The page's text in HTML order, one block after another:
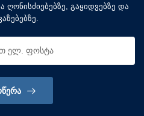
გაყიდვებზე და